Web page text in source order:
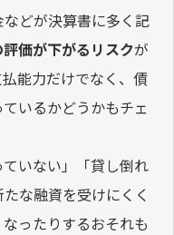
どが決算書に多く記
価が下がるリスクが
能力だけでなく、債
いるかどうかもチェ
いない」「貸し倒れ
な融資を受けにくく
ったりするおそれも